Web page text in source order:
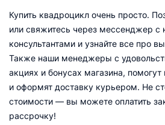
Купить квадроцикл очень просто.
или свяжитесь через мессенджер с
консультантами и узнайте все про
Также наши менеджеры с
акциях и бонусах магазина,
и оформят доставку курьером. Не
стоимости — вы можете оплатить
рассрочку!